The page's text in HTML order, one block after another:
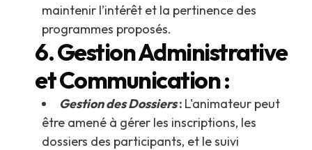
maintenir l’intérêt et la pertinence des
programmes proposés.
6. Gestion Administrative
et Communication :
Gestion des Dossiers: L'animateur peut
être amené à gérer les inscriptions, les
dossiers des participants, et le suivi